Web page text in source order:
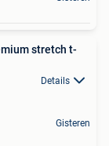
stretch t-
Details
Gisteren